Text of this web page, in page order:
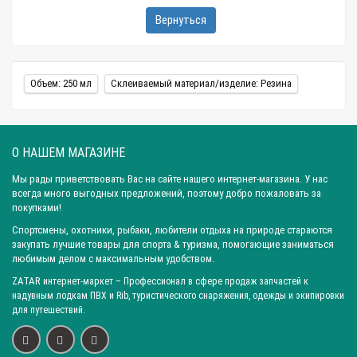
Совет! Перед началом ремонтных работ рекомендуется
протестировать клей, чтобы убедиться в его качестве. Для
резиновых отрезка. После этого им нужно дать полностью
высохнуть, а затем – проверить прочность, прикладывая
лодки этим материалом или нет.
Алгоритм ремонта лодки из резины
В ремонте лодки из резины не все так легко, как может
показаться на первый взгляд. Важно соблюдать некоторые
высокого качества и иметь в наличии резиновые заплатки. По
размеру они должны слегка превышать размеры трещин или
разрывов.
Вернуться
Объем: 250 мл Склеиваемый материал/изделие: Резина
О НАШЕМ МАГАЗИНЕ
Мы рады приветствовать Вас на сайте нашего интернет-магазина. У нас
всегда много выгодных предложений, поэтому добро пожаловать за
покупками!
Спортсмены, охотники, рыбаки, любители отдыха на природе стараются
закупать лучшие товары для спорта & туризма, помогающие заниматься
любимым делом с максимальным удобством.
ZATAR интернет-маркет – Профессионал в сфере продаж запчастей к
надувным лодкам ПВХ и Rib, туристического снаряжения, одежды и экипировки
для путешествий.